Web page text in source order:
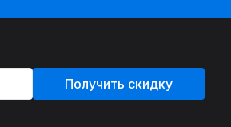
Получить скидку